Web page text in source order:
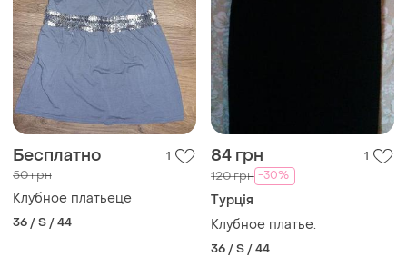
Бесплатно 1
50 грн
Клубное платьеце
36 / S / 44
84 грн 1
120 грн -30%
Турція
Клубное платье.
36 / S / 44